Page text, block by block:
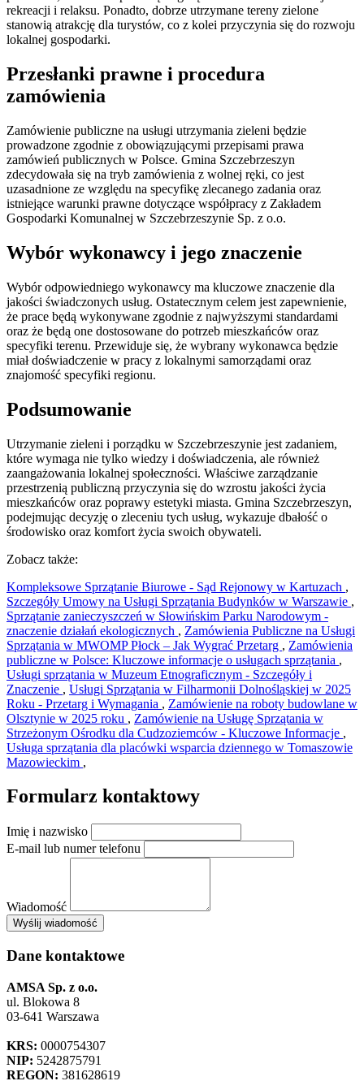
rekreacji i relaksu. Ponadto, dobrze utrzymane tereny zielone
stanowią atrakcję dla turystów, co z kolei przyczynia się do rozwoju
lokalnej gospodarki.
Przesłanki prawne i procedura
zamówienia
Zamówienie publiczne na usługi utrzymania zieleni będzie
prowadzone zgodnie z obowiązującymi przepisami prawa
zamówień publicznych w Polsce. Gmina Szczebrzeszyn
zdecydowała się na tryb zamówienia z wolnej ręki, co jest
uzasadnione ze względu na specyfikę zlecanego zadania oraz
istniejące warunki prawne dotyczące współpracy z Zakładem
Gospodarki Komunalnej w Szczebrzeszynie Sp. z o.o.
Wybór wykonawcy i jego znaczenie
Wybór odpowiedniego wykonawcy ma kluczowe znaczenie dla
jakości świadczonych usług. Ostatecznym celem jest zapewnienie,
że prace będą wykonywane zgodnie z najwyższymi standardami
oraz że będą one dostosowane do potrzeb mieszkańców oraz
specyfiki terenu. Przewiduje się, że wybrany wykonawca będzie
miał doświadczenie w pracy z lokalnymi samorządami oraz
znajomość specyfiki regionu.
Podsumowanie
Utrzymanie zieleni i porządku w Szczebrzeszynie jest zadaniem,
które wymaga nie tylko wiedzy i doświadczenia, ale również
zaangażowania lokalnej społeczności. Właściwe zarządzanie
przestrzenią publiczną przyczynia się do wzrostu jakości życia
mieszkańców oraz poprawy estetyki miasta. Gmina Szczebrzeszyn,
podejmując decyzję o zleceniu tych usług, wykazuje dbałość o
środowisko oraz komfort życia swoich obywateli.
Zobacz także:
Kompleksowe Sprzątanie Biurowe - Sąd Rejonowy w Kartuzach ,
Szczegóły Umowy na Usługi Sprzątania Budynków w Warszawie ,
Sprzątanie zanieczyszczeń w Słowińskim Parku Narodowym -
znaczenie działań ekologicznych , Zamówienia Publiczne na Usługi
Sprzątania w MWOMP Płock – Jak Wygrać Przetarg , Zamówienia
publiczne w Polsce: Kluczowe informacje o usługach sprzątania ,
Usługi sprzątania w Muzeum Etnograficznym - Szczegóły i
Znaczenie , Usługi Sprzątania w Filharmonii Dolnośląskiej w 2025
Roku - Przetarg i Wymagania , Zamówienie na roboty budowlane w
Olsztynie w 2025 roku , Zamówienie na Usługę Sprzątania w
Strzeżonym Ośrodku dla Cudzoziemców - Kluczowe Informacje ,
Usługa sprzątania dla placówki wsparcia dziennego w Tomaszowie
Mazowieckim ,
Formularz kontaktowy
Imię i nazwisko
E-mail lub numer telefonu
Wiadomość
Wyślij wiadomość
Dane kontaktowe
AMSA Sp. z o.o.
ul. Blokowa 8
03-641 Warszawa
KRS: 0000754307
NIP: 5242875791
REGON: 381628619